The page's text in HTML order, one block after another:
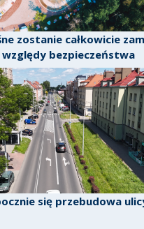
zostanie całkowicie
względy bezpieczeństwa
się przebudowa